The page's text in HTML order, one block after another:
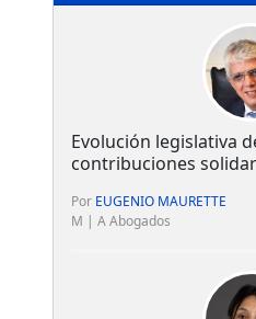
Evolución legislativa
contribuciones
Por EUGENIO MAURETTE
M | A Abogados